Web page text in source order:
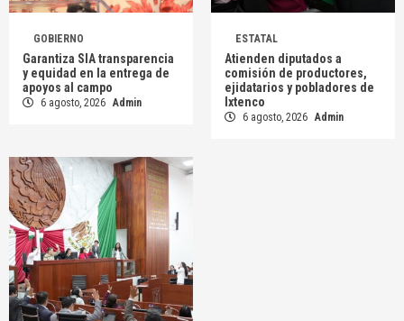
GOBIERNO
Garantiza SIA transparencia
y equidad en la entrega de
apoyos al campo
6 agosto, 2026 Admin
ESTATAL
Atienden diputados a
comisión de productores,
ejidatarios y pobladores de
Ixtenco
6 agosto, 2026 Admin